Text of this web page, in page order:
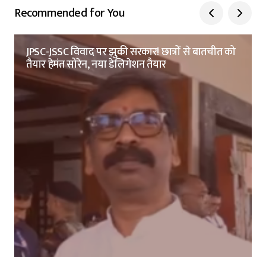
Recommended for You
JPSC-JSSC विवाद पर झुकी सरकार! छात्रों से बातचीत को
तैयार हेमंत सोरेन, नया डेलिगेशन तैयार